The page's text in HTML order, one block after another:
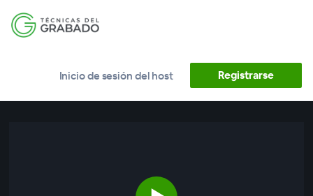
Inicio de sesión del host Registrarse